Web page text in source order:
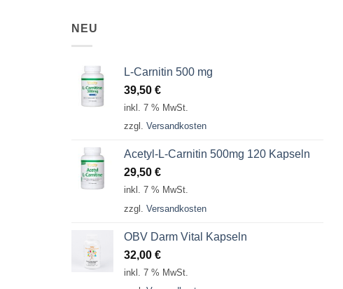
NEU
L-Carnitin 500 mg
39,50 €
inkl. 7 % MwSt.
zzgl. Versandkosten
Acetyl-L-Carnitin 500mg 120 Kapseln
29,50 €
inkl. 7 % MwSt.
zzgl. Versandkosten
OBV Darm Vital Kapseln
32,00 €
inkl. 7 % MwSt.